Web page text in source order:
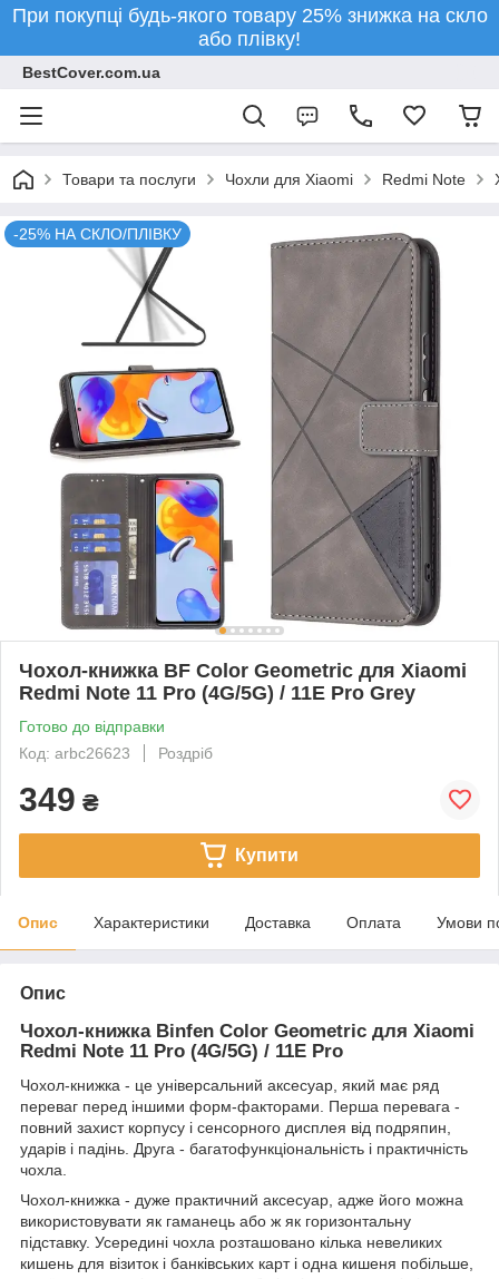
При покупці будь-якого товару 25% знижка на скло
або плівку!
BestCover.com.ua
Товари та послуги Чохли для Xiaomi Redmi Note
-25% НА СКЛО/ПЛІВКУ
Чохол-книжка BF Color Geometric для Xiaomi
Redmi Note 11 Pro (4G/5G) / 11E Pro Grey
Готово до відправки
Код: arbc26623
Роздріб
349 ₴
Купити
Опис Характеристики Доставка Оплата Умови
Опис
Чохол-книжка Binfen Color Geometric для Xiaomi
Redmi Note 11 Pro (4G/5G) / 11E Pro
Чохол-книжка - це універсальний аксесуар, який має ряд
переваг перед іншими форм-факторами. Перша перевага -
повний захист корпусу і сенсорного дисплея від подряпин,
ударів і падінь. Друга - багатофункціональність і практичність
чохла.
Чохол-книжка - дуже практичний аксесуар, адже його можна
використовувати як гаманець або ж як горизонтальну
підставку. Усередині чохла розташовано кілька невеликих
кишень для візиток і банківських карт і одна кишеня побільше,